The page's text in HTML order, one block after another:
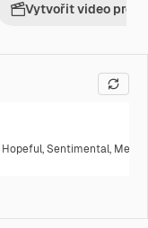
Vytvořit video
Hopeful,Sentimental,